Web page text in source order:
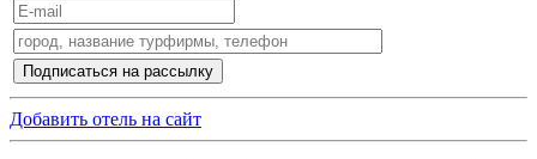
Добавить отель на сайт